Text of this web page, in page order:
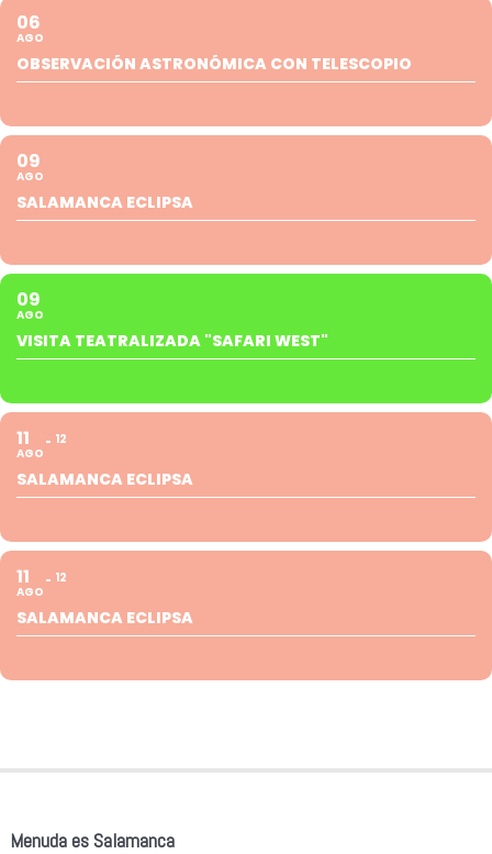
06
AGO
OBSERVACIÓN ASTRONÓMICA CON TELESCOPIO
09
AGO
SALAMANCA ECLIPSA
09
AGO
VISITA TEATRALIZADA "SAFARI WEST"
11
AGO
12
SALAMANCA ECLIPSA
11
AGO
12
SALAMANCA ECLIPSA
Menuda es Salamanca